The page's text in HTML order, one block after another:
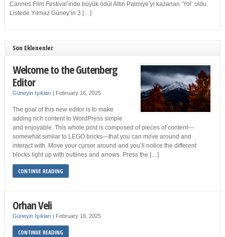
Cannes Film Festival’inde büyük ödül Altın Palmiye’yi kazanan ‘Yol’ oldu.
Listede Yılmaz Güney’in 3 […]
Son Eklenenler
Welcome to the Gutenberg
Editor
Güneyin Işıkları | February 16, 2025
The goal of this new editor is to make
adding rich content to WordPress simple
and enjoyable. This whole post is composed of pieces of content—
somewhat similar to LEGO bricks—that you can move around and
interact with. Move your cursor around and you’ll notice the different
blocks light up with outlines and arrows. Press the […]
CONTINUE READING
Orhan Veli
Güneyin Işıkları | February 16, 2025
CONTINUE READING